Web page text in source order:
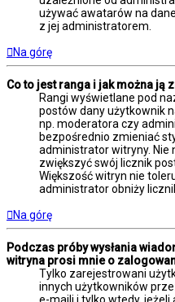
używać awatarów na
z jej administratorem.
Na górę
Co to jest ranga i jak można ją
Rangi wyświetlane pod
postów dany użytkownik
np. moderatora czy
bezpośrednio zmieniać
administrator witryny. Nie
zwiększyć swój licznik
Większość witryn nie
administrator obniży
Na górę
Podczas próby wysłania
witryna prosi mnie o
Tylko zarejestrowani
innych użytkowników
e-maili i tylko wtedy, jeżeli